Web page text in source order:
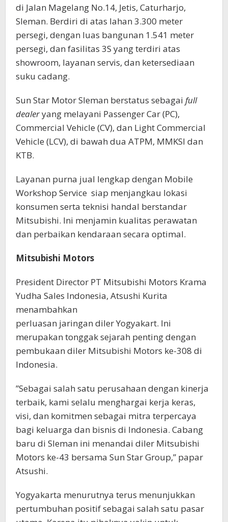
di Jalan Magelang No.14, Jetis, Caturharjo,
Sleman. Berdiri di atas lahan 3.300 meter
persegi, dengan luas bangunan 1.541 meter
persegi, dan fasilitas 3S yang terdiri atas
showroom, layanan servis, dan ketersediaan
suku cadang.
Sun Star Motor Sleman berstatus sebagai full
dealeryang melayani Passenger Car (PC),
Commercial Vehicle (CV), dan Light Commercial
Vehicle (LCV), di bawah dua ATPM, MMKSI dan
KTB.
Layanan purna jual lengkap dengan Mobile
Workshop Service siap menjangkau lokasi
konsumen serta teknisi handal berstandar
Mitsubishi. Ini menjamin kualitas perawatan
dan perbaikan kendaraan secara optimal.
Mitsubishi Motors
President Director PT Mitsubishi Motors Krama
Yudha Sales Indonesia, Atsushi Kurita
menambahkan
perluasan jaringan diler Yogyakart. Ini
merupakan tonggak sejarah penting dengan
pembukaan diler Mitsubishi Motors ke-308 di
Indonesia.
”Sebagai salah satu perusahaan dengan kinerja
terbaik, kami selalu menghargai kerja keras,
visi, dan komitmen sebagai mitra terpercaya
bagi keluarga dan bisnis di Indonesia. Cabang
baru di Sleman ini menandai diler Mitsubishi
Motors ke-43 bersama Sun Star Group,” papar
Atsushi.
Yogyakarta menurutnya terus menunjukkan
pertumbuhan positif sebagai salah satu pasar